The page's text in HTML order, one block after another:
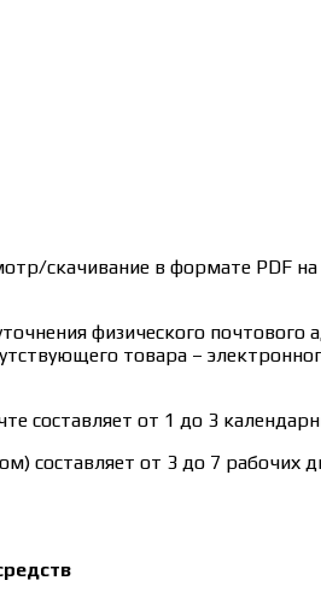
скачивание в формате PDF
физического
товара –
составляет от 1 до 3
от 3 до 7 рабочих